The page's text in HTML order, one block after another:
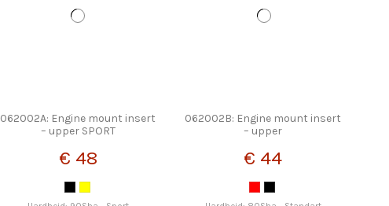
062002A: Engine mount insert
– upper SPORT
€ 48
062002B: Engine mount insert
– upper
€ 44